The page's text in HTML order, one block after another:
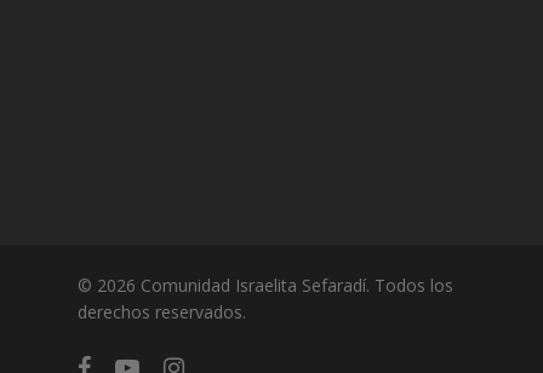
© 2026 Comunidad Israelita Sefaradí. Todos los
derechos reservados.